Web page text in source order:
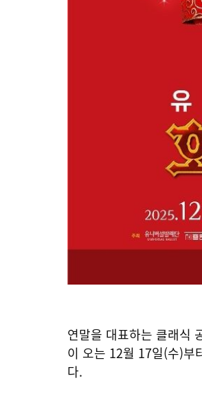
연말을 대표하는 클래식
이 오는 12월 17일(수)부
다.